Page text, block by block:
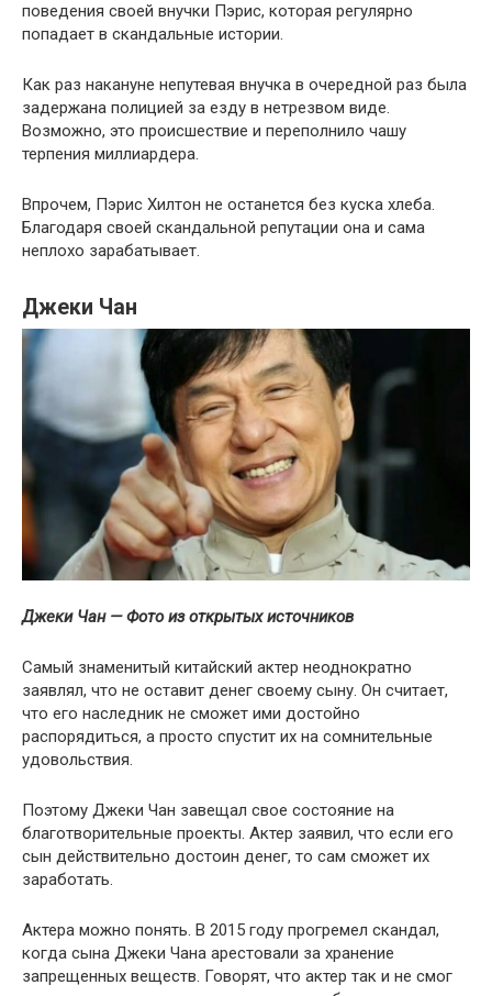
поведения своей внучки Пэрис, которая регулярно
попадает в скандальные истории.
Как раз накануне непутевая внучка в очередной раз была
задержана полицией за езду в нетрезвом виде.
Возможно, это происшествие и переполнило чашу
терпения миллиардера.
Впрочем, Пэрис Хилтон не останется без куска хлеба.
Благодаря своей скандальной репутации она и сама
неплохо зарабатывает.
Джеки Чан
Джеки Чан — Фото из открытых источников
Самый знаменитый китайский актер неоднократно
заявлял, что не оставит денег своему сыну. Он считает,
что его наследник не сможет ими достойно
распорядиться, а просто спустит их на сомнительные
удовольствия.
Поэтому Джеки Чан завещал свое состояние на
благотворительные проекты. Актер заявил, что если его
сын действительно достоин денег, то сам сможет их
заработать.
Актера можно понять. В 2015 году прогремел скандал,
когда сына Джеки Чана арестовали за хранение
запрещенных веществ. Говорят, что актер так и не смог